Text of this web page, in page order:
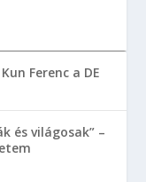
Ferenc a DE
és világosak” –